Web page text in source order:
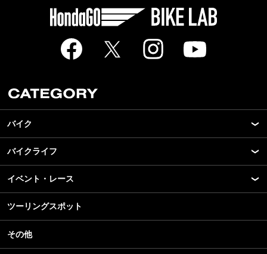
バイク
New Model Show
モデル情報
カスタマイズパーツ
テクノロジー
名車・旧車
ビジネス
バイクライフ
アプリ
ライディングギア
ツーリング
アウトドア
イベント・レース
モータースポーツ
イベント
スクール・レッスン
ツーリングスポット
その他